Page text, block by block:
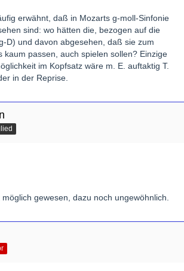
erwähnt, daß in Mozarts g-moll-Sinfonie
sind: wo hätten die, bezogen auf die
D) und davon abgesehen, daß sie zum
kaum passen, auch spielen sollen? Einzige
im Kopfsatz wäre m. E. auftaktig T.
in der Reprise.
gewesen, dazu noch ungewöhnlich.